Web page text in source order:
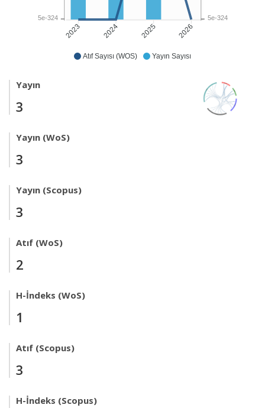
Atıf Sayısı (WOS) Yayın Sayısı
2023 2024 2025 2026
5e-324
5e-324
Yayın
3
Yayın (WoS)
3
Yayın (Scopus)
3
Atıf (WoS)
2
H-İndeks (WoS)
1
Atıf (Scopus)
3
H-İndeks (Scopus)